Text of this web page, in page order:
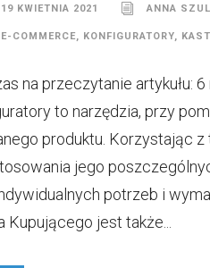
19 KWIETNIA 2021 ANNA
E-COMMERCE, KONFIGURATORY,
na przeczytanie artykułu:
to narzędzia, przy
produktu. Korzystając
jego
potrzeb i
jest także...